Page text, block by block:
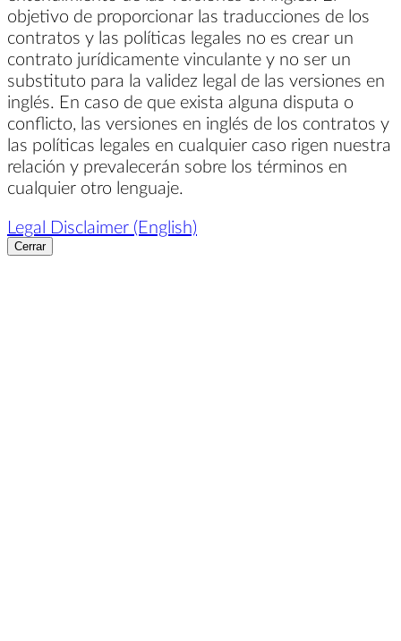
objetivo de proporcionar las traducciones de los
contratos y las políticas legales no es crear un
contrato jurídicamente vinculante y no ser un
substituto para la validez legal de las versiones en
inglés. En caso de que exista alguna disputa o
conflicto, las versiones en inglés de los contratos y
las políticas legales en cualquier caso rigen nuestra
relación y prevalecerán sobre los términos en
cualquier otro lenguaje.
Legal Disclaimer (English)
Cerrar